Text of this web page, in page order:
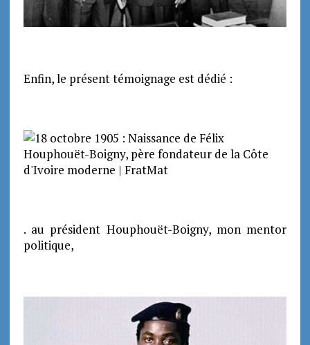
Enfin, le présent témoignage est dédié :
. au président Houphouët-Boigny, mon mentor
politique,